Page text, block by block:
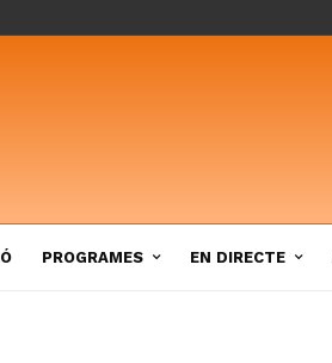
PROGRAMES EN DIRECTE